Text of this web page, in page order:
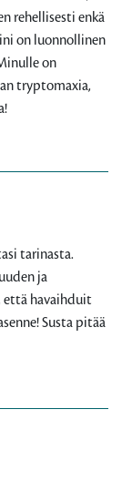
rehellisesti enkä
on luonnollinen
on
tryptomaxia,
tarinasta.
ja
että havaihduit
Susta pitää